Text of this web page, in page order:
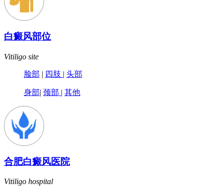
白癜风部位
Vitiligo site
脸部 | 四肢 | 头部
身部| 颈部 | 其他
合肥白癜风医院
Vitiligo hospital